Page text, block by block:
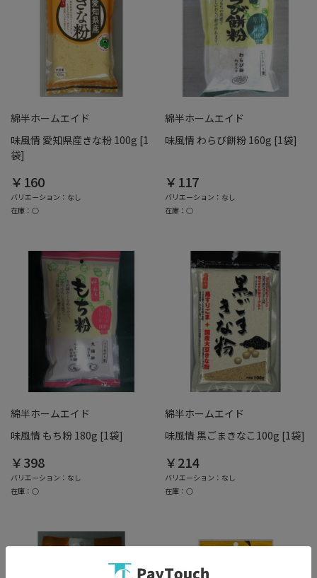
綿半ホームエイド
味風情 愛知県産きな粉 100g [1
袋]
￥160
バリエーション：なし
在庫：○
綿半ホームエイド
味風情 わらび餅粉 160g [1袋]
￥117
バリエーション：なし
在庫：○
綿半ホームエイド
味風情 もち粉 180g [1袋]
￥398
バリエーション：なし
在庫：○
綿半ホームエイド
味風情 黒ごまきなこ100g [1袋]
￥214
バリエーション：なし
在庫：○